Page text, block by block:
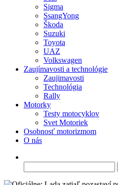
Sigma
SsangYong
Škoda
Suzuki
Toyota
UAZ
Volkswagen
Zaujímavosti a technológie
Zaujimavosti
Technológia
Rally
Motorky
Testy motocyklov
Svet Motoriek
Osobnosť motorizmom
O nás